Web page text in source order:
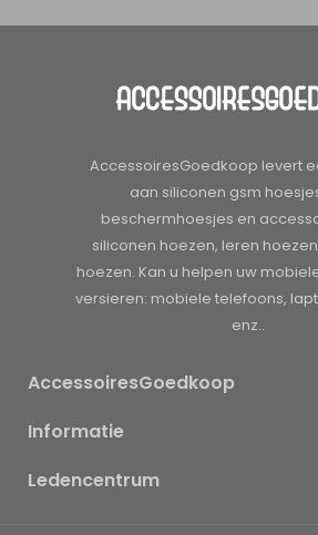
AccessoiresGoedkoop levert
aan siliconen gsm
beschermhoesjes en
siliconen hoezen, leren
hoezen. Kan u helpen uw
versieren: mobiele telefoons,
enz..
AccessoiresGoedkoop
Informatie
Ledencentrum